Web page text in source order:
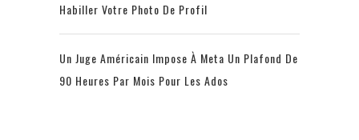
Habiller Votre Photo De Profil
Un Juge Américain Impose À Meta Un Plafond De
90 Heures Par Mois Pour Les Ados